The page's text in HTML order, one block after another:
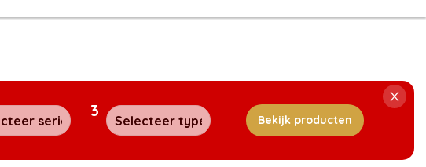
3 Bekijk producten